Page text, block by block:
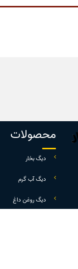
محصولات
دیگ بخار
دیگ آب گرم
دیگ روغن داغ